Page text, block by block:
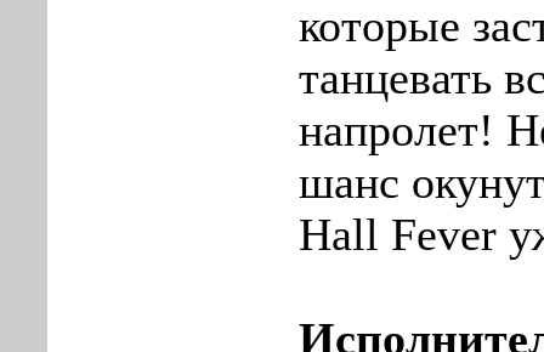
которые
танцевать
напролет!
шанс
Hall Fever